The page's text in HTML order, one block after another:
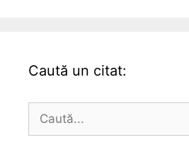
Caută un citat:
după: